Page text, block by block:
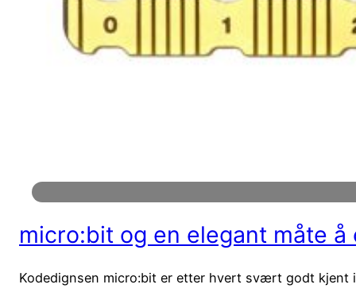
micro:bit og en elegant måte
Kodedignsen micro:bit er etter hvert svært godt kjent